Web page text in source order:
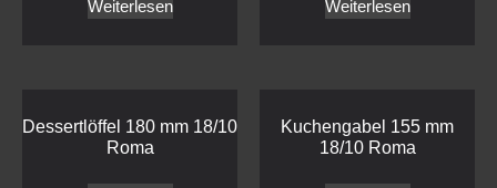
Weiterlesen Weiterlesen
Dessertlöffel 180 mm 18/10
Roma
Kuchengabel 155 mm
18/10 Roma